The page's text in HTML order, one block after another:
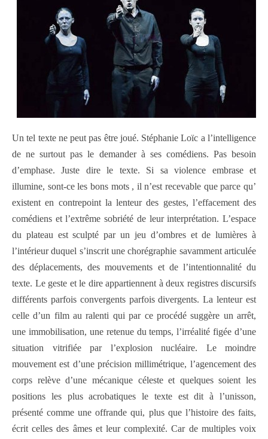
Un tel texte ne peut pas être joué. Stéphanie Loïc a l’intelligence
de ne surtout pas le demander à ses comédiens. Pas besoin
d’emphase. Juste dire le texte. Si sa violence embrase et
illumine, sont-ce les bons mots , il n’est recevable que parce qu’
existent en contrepoint la lenteur des gestes, l’effacement des
comédiens et l’extrême sobriété de leur interprétation. L’espace
du plateau est sculpté par un jeu d’ombres et de lumières à
l’intérieur duquel s’inscrit une chorégraphie savamment articulée
des déplacements, des mouvements et de l’intentionnalité du
texte. Le geste et le dire appartiennent à deux registres discursifs
différents parfois convergents parfois divergents. La lenteur est
celle d’un film au ralenti qui par ce procédé suggère un arrêt,
une immobilisation, une retenue du temps, l’irréalité figée d’une
situation vitrifiée par l’explosion nucléaire. Le moindre
mouvement est d’une précision millimétrique, l’agencement des
corps relève d’une mécanique céleste et quelques soient les
positions les plus acrobatiques le texte est dit à l’unisson,
présenté comme une offrande qui, plus que l’histoire des faits,
écrit celles des âmes et leur complexité. Car de multiples voix